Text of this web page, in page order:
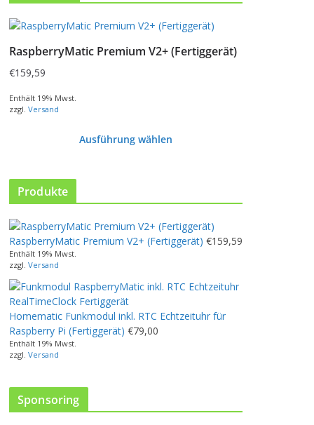
RaspberryMatic Premium V2+ (Fertiggerät)
€159,59
Enthält 19% Mwst.
zzgl. Versand
Ausführung wählen
s
e
s
P
r
o
d
u
k
t
w
t
Produkte
RaspberryMatic Premium V2+ (Fertiggerät) €159,59
Enthält 19% Mwst.
zzgl. Versand
Homematic Funkmodul inkl. RTC Echtzeituhr für
Raspberry Pi (Fertiggerät) €79,00
Enthält 19% Mwst.
zzgl. Versand
Sponsoring